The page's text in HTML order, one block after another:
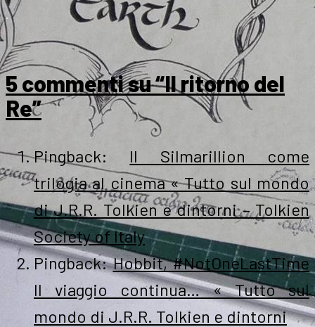
.
5 commenti su “Il ritorno del
Re”
Pingback: Il Silmarillion come
trilogia al cinema « Tutto sul mondo
di J.R.R. Tolkien e dintorni – Tolkien
Society of Italy
Pingback:Hobbit, #NotOneLastTime
Il viaggio continua… « Tutto sul
mondo di J.R.R. Tolkien e dintorni